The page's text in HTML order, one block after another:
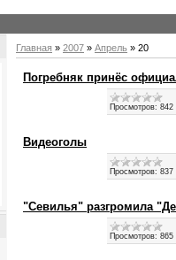
Главная » 2007 » Апрель » 20
Погребняк принёс
Просмотров: 842
Видеоголы
Просмотров: 837
"Севилья" разгромила
Просмотров: 865